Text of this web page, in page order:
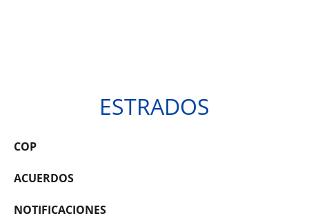
ESTRADOS
COP
ACUERDOS
NOTIFICACIONES